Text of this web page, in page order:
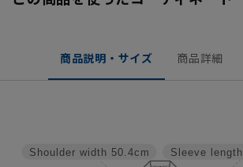
商品説明・サイズ 商品詳細
Sleeve length
Shoulder width 50.4cm